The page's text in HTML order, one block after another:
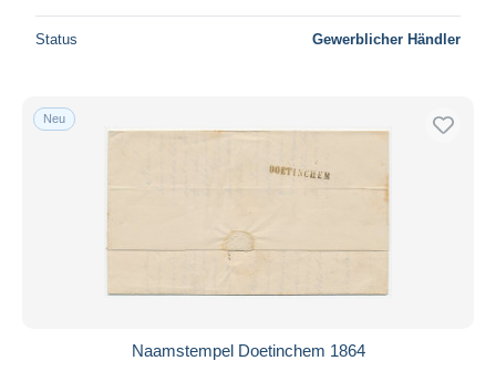
Status Gewerblicher Händler
Neu
Naamstempel Doetinchem 1864